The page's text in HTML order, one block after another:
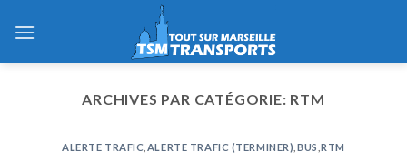
ARCHIVES PAR CATÉGORIE: RTM
ALERTE TRAFIC ALERTE TRAFIC (TERMINER) BUS ,RTM